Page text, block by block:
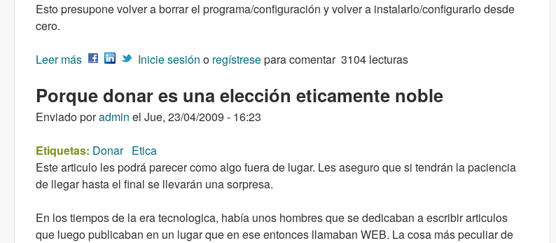
Esto presupone volver a borrar el programa/configuración y volver a instalarlo/configurarlo desde
cero.
Leer más sobre Crear guias para recibir correcciones
Inicie sesión o regístresepara comentar 3104 lecturas
Porque donar es una elección eticamente noble
Enviado poradmin el Jue, 23/04/2009 - 16:23
Etiquetas: Donar Etica
Este articulo les podrá parecer como algo fuera de lugar. Les aseguro que si tendrán la paciencia
de llegar hasta el final se llevarán una sorpresa.
En los tiempos de la era tecnologica, había unos hombres que se dedicaban a escribir articulos
que luego publicaban en un lugar que en ese entonces llamaban WEB. La cosa más peculiar de